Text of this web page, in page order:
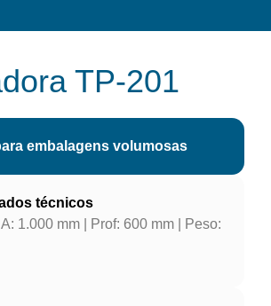
TP-201
embalagens volumosas
técnicos
1.000 mm | Prof: 600 mm | Peso: